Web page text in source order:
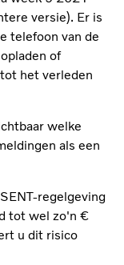
versie). Er is
telefoon van de
of
het verleden
welke
als een
regelgeving
tot wel zo'n €
u dit risico